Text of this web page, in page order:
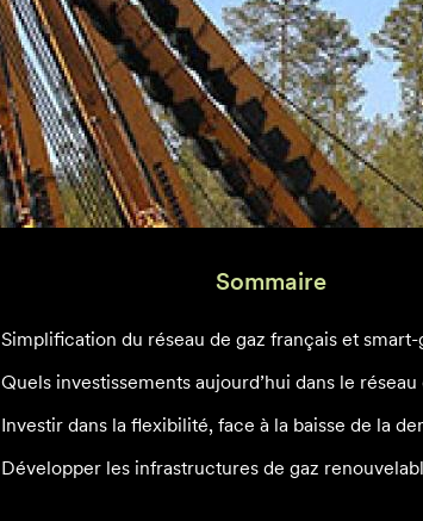
Sommaire
Simplification du réseau de gaz français et
Quels investissements aujourd’hui dans le
Investir dans la flexibilité, face à la baisse de la
Développer les infrastructures de gaz